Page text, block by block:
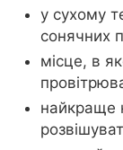
у сухому
сонячних
місце, в
найкраще